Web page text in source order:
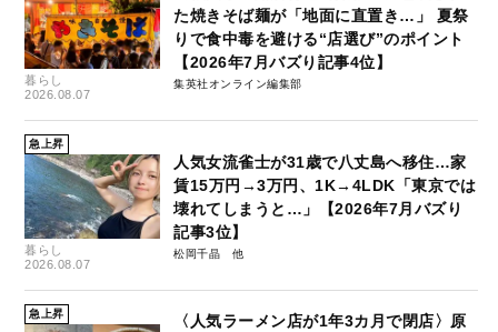
暮らし
2026.08.07
た焼きそば麺が「地面に直置き…」 夏祭
りで食中毒を避ける“店選び”のポイント
【2026年7月バズり記事4位】
集英社オンライン編集部
急上昇
暮らし
2026.08.07
人気女流雀士が31歳で八丈島へ移住…家
賃15万円→3万円、1K→4LDK「東京では
壊れてしまうと…」【2026年7月バズり
記事3位】
松岡千晶
急上昇
〈人気ラーメン店が1年3カ月で閉店〉原